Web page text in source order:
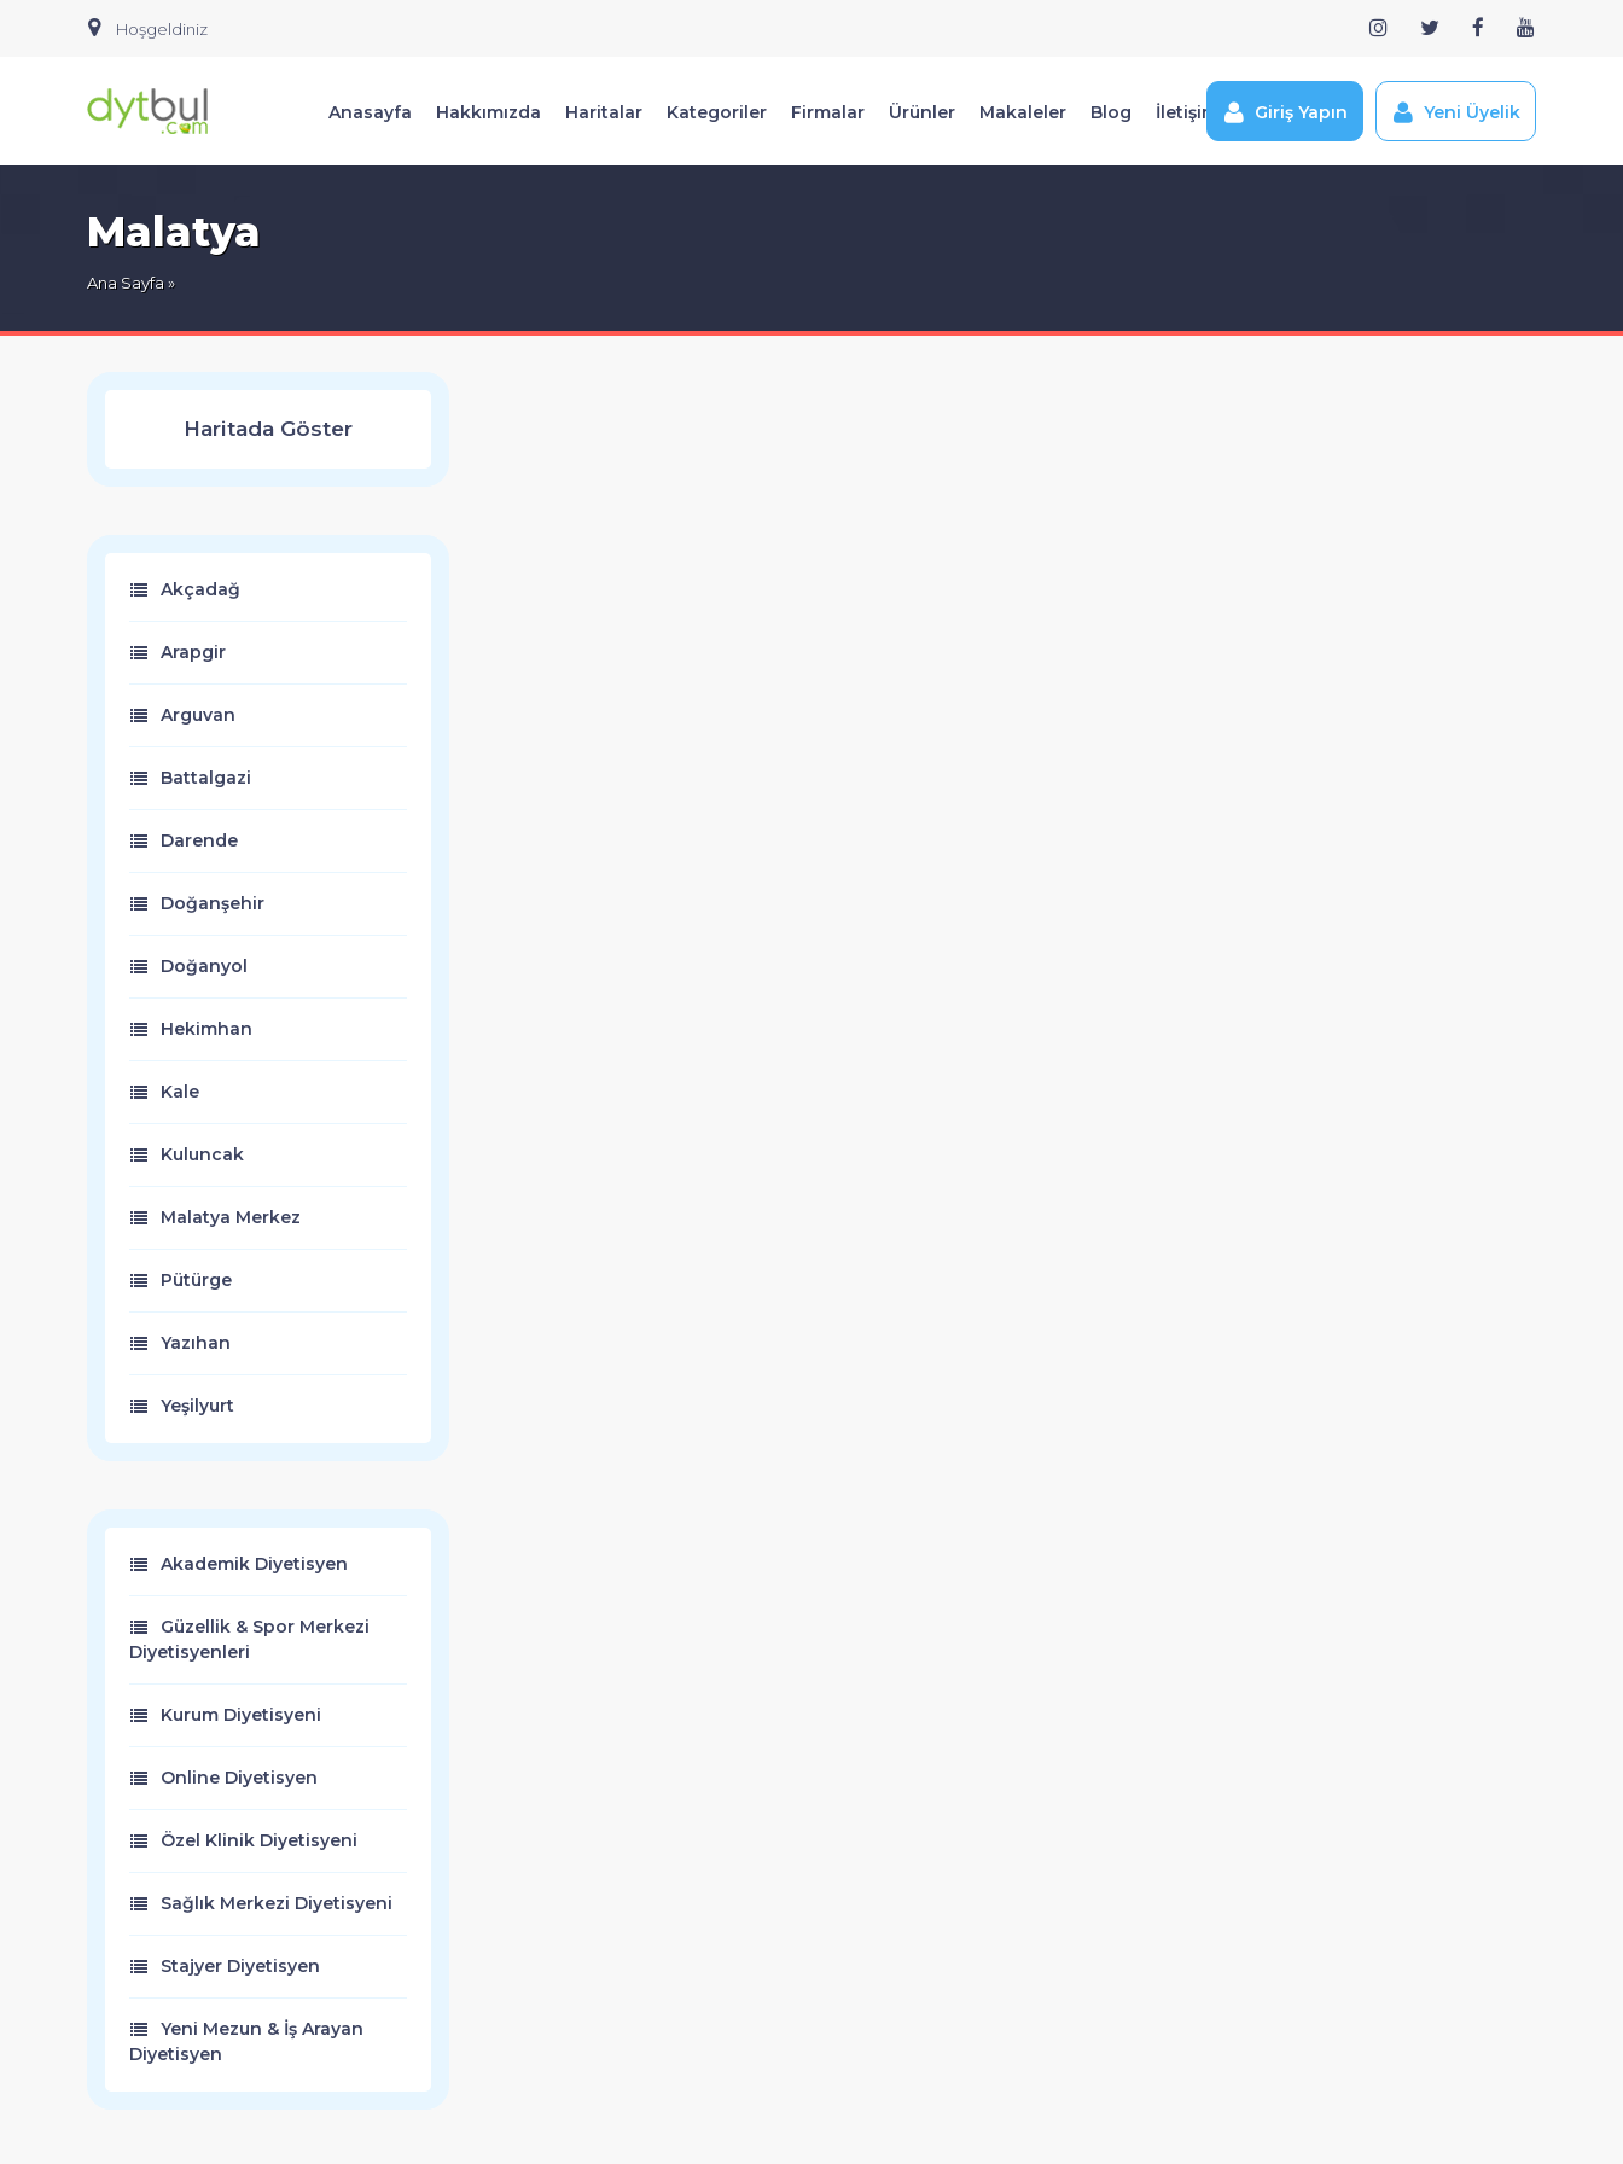
Hoşgeldiniz
Anasayfa Hakkımızda Haritalar Kategoriler Firmalar Ürünler Makaleler Blog İletişim Giriş Yapın Yeni Üyelik
Malatya
Ana Sayfa»
Haritada Göster
Akçadağ
Arapgir
Arguvan
Battalgazi
Darende
Doğanşehir
Doğanyol
Hekimhan
Kale
Kuluncak
Malatya Merkez
Pütürge
Yazıhan
Yeşilyurt
Akademik Diyetisyen
Güzellik & Spor Merkezi
Diyetisyenleri
Kurum Diyetisyeni
Online Diyetisyen
Özel Klinik Diyetisyeni
Sağlık Merkezi Diyetisyeni
Stajyer Diyetisyen
Yeni Mezun & İş Arayan
Diyetisyen